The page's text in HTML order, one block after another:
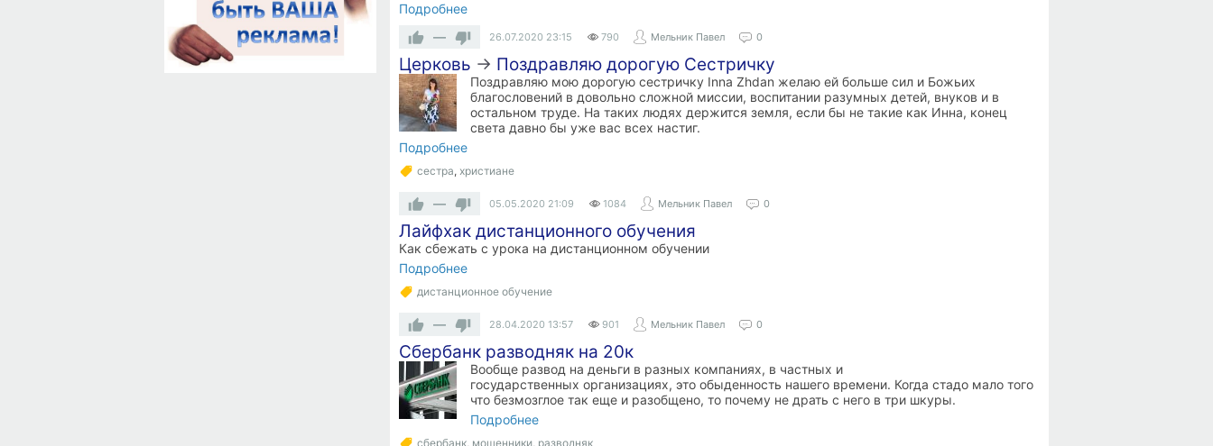
Подробнее
—
26.07.2020 23:15 790 Мельник Павел 0
Церковь → Поздравляю дорогую Сестричку
Поздравляю мою дорогую сестричку Inna Zhdan желаю ей больше сил и Божьих
благословений в довольно сложной миссии, воспитании разумных детей, внуков и в
остальном труде. На таких людях держится земля, если бы не такие как Инна, конец
света давно бы уже вас всех настиг.
Подробнее
сестра, христиане
— 05.05.2020 21:09 1084 Мельник Павел 0
Лайфхак дистанционного обучения
Как сбежать с урока на дистанционном обучении
Подробнее
дистанционное обучение
— 28.04.2020 13:57 901 Мельник Павел 0
Сбербанк разводняк на 20к
Вообще развод на деньги в разных компаниях, в частных и
государственных организациях, это обыденность нашего времени. Когда стадо мало того
что безмозглое так еще и разобщено, то почему не драть с него в три шкуры.
Подробнее
сбербанк, мошенники, разводняк